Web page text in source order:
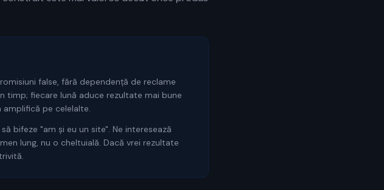
false, fără dependență de reclame
timp; fiecare lună aduce rezultate mai bune
pe celelalte.
bifeze "am și eu un site". Ne interesează
lung, nu o cheltuială. Dacă vrei rezultate